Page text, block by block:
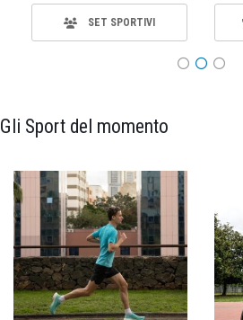
SET SPORTIVI
Gli Sport del momento